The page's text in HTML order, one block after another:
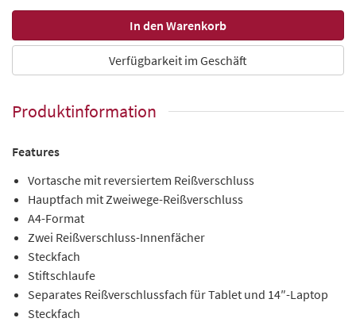
Verfügbarkeit im Geschäft
Produktinformation
Features
Vortasche mit reversiertem Reißverschluss
Hauptfach mit Zweiwege-Reißverschluss
A4-Format
Zwei Reißverschluss-Innenfächer
Steckfach
Stiftschlaufe
Separates Reißverschlussfach für Tablet und 14″-Laptop
Steckfach